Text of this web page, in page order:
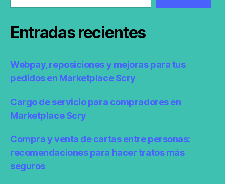
Entradas recientes
Webpay, reposiciones y mejoras para tus
pedidos en Marketplace Scry
Cargo de servicio para compradores en
Marketplace Scry
Compra y venta de cartas entre personas:
recomendaciones para hacer tratos más
seguros